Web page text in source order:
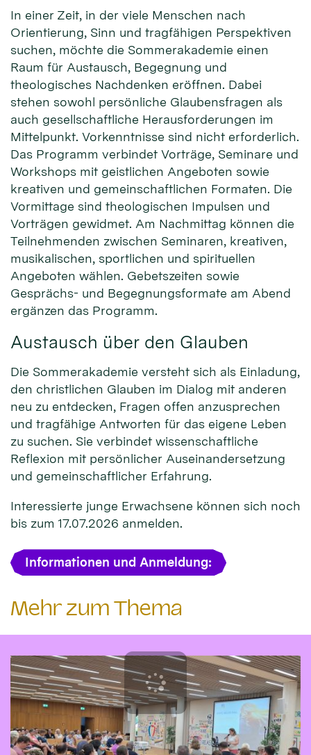
In einer Zeit, in der viele Menschen nach
Orientierung, Sinn und tragfähigen Perspektiven
suchen, möchte die Sommerakademie einen
Raum für Austausch, Begegnung und
theologisches Nachdenken eröffnen. Dabei
stehen sowohl persönliche Glaubensfragen als
auch gesellschaftliche Herausforderungen im
Mittelpunkt. Vorkenntnisse sind nicht erforderlich.
Das Programm verbindet Vorträge, Seminare und
Workshops mit geistlichen Angeboten sowie
kreativen und gemeinschaftlichen Formaten. Die
Vormittage sind theologischen Impulsen und
Vorträgen gewidmet. Am Nachmittag können die
Teilnehmenden zwischen Seminaren, kreativen,
musikalischen, sportlichen und spirituellen
Angeboten wählen. Gebetszeiten sowie
Gesprächs- und Begegnungsformate am Abend
ergänzen das Programm.
Austausch über den Glauben
Die Sommerakademie versteht sich als Einladung,
den christlichen Glauben im Dialog mit anderen
neu zu entdecken, Fragen offen anzusprechen
und tragfähige Antworten für das eigene Leben
zu suchen. Sie verbindet wissenschaftliche
Reflexion mit persönlicher Auseinandersetzung
und gemeinschaftlicher Erfahrung.
Interessierte junge Erwachsene können sich noch
bis zum 17.07.2026 anmelden.
Informationen und Anmeldung:
Mehr zum Thema